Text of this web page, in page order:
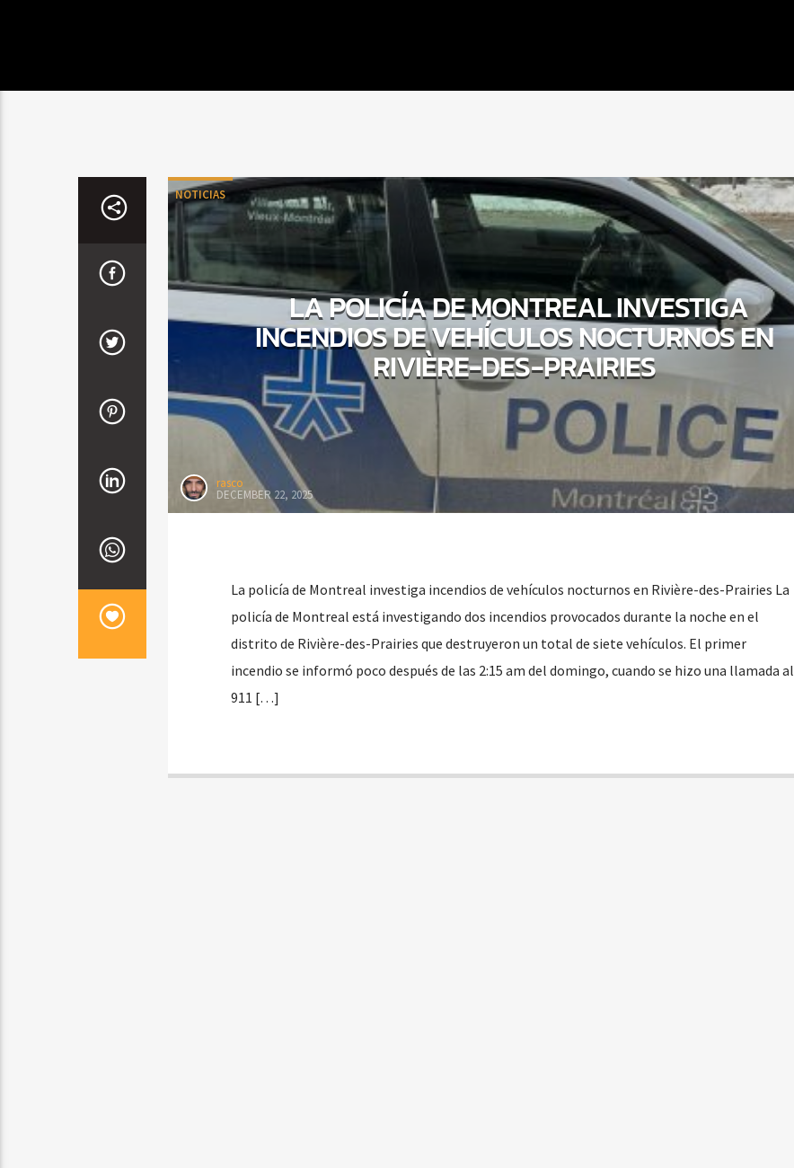
NOTICIAS
LA POLICÍA DE MONTREAL INVESTIGA
INCENDIOS DE VEHÍCULOS NOCTURNOS EN
RIVIÈRE-DES-PRAIRIES
rasco
DECEMBER 22, 2025
La policía de Montreal investiga incendios de vehículos nocturnos en Rivière-des-Prairies La
policía de Montreal está investigando dos incendios provocados durante la noche en el
distrito de Rivière-des-Prairies que destruyeron un total de siete vehículos. El primer
incendio se informó poco después de las 2:15 am del domingo, cuando se hizo una llamada al
911 […]